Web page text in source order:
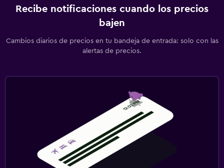
Recibe notificaciones cuando los precios
bajen
Cambios diarios de precios en tu bandeja de entrada: solo con las
alertas de precios.